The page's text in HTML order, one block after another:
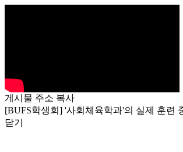
게시물 주소 복사
[BUFS학생회] '사회체육학과'의 실제 훈련
닫기